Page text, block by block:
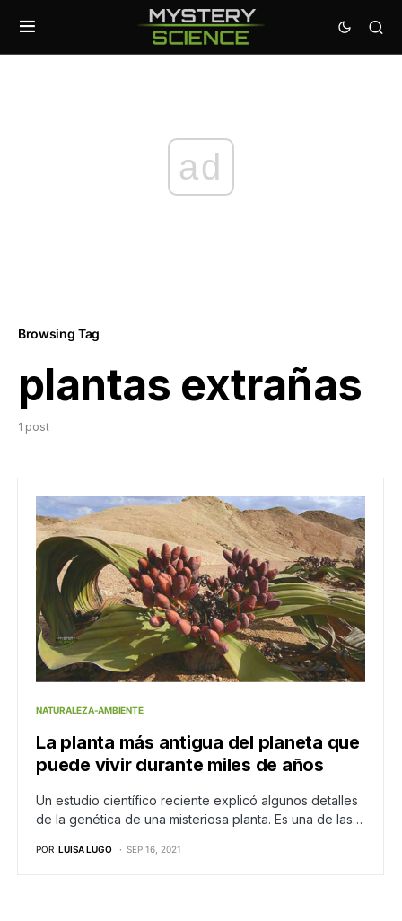
ad
Browsing Tag
plantas extrañas
1 post
NATURALEZA-AMBIENTE
La planta más antigua del planeta que
puede vivir durante miles de años
Un estudio científico reciente explicó algunos detalles
de la genética de una misteriosa planta. Es una de las…
POR LUISA LUGO SEP 16, 2021